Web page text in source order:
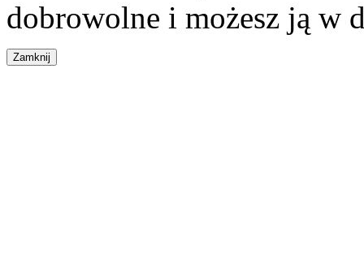
dobrowolne i możesz ją w